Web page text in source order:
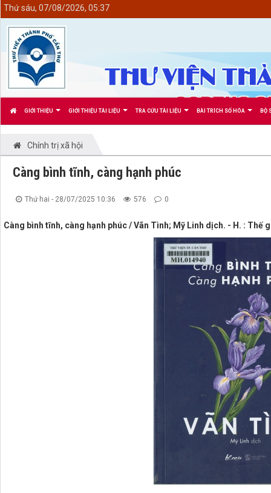
GIỚI THIỆU GIỚI THIỆU TÀI LIỆU TRA CỨU TÀI LIỆU BÀI TRÍCH SỐ HÓA BỘ
Thứ sáu, 07/08/2026, 05:37
Chính trị xã hội
Càng bình tĩnh, càng hạnh phúc
Thứ hai - 28/07/2025 10:36 576 0
Càng bình tĩnh, càng hạnh phúc / Vãn Tình; Mỹ Linh dịch. - H. : Thế
<